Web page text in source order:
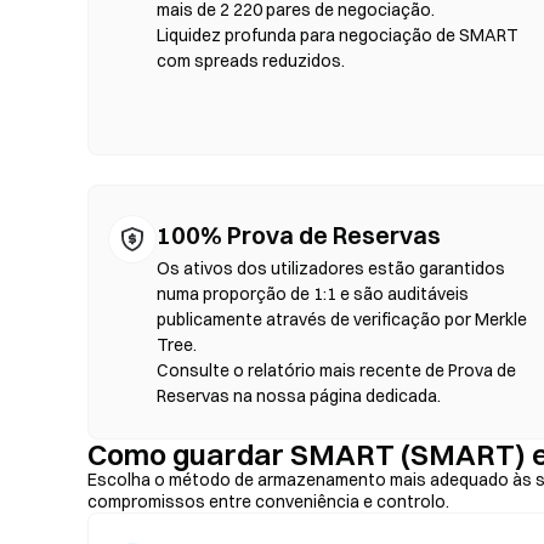
defina a tolerância de derrapagem e confirme o swap.
diferir dos mercados centralizados devido à
mais de 2 220 pares de negociação.
Liquidez profunda para negociação de SMART
com spreads reduzidos.
100% Prova de Reservas
Os ativos dos utilizadores estão garantidos
numa proporção de 1:1 e são auditáveis
publicamente através de verificação por Merkle
Tree.
Consulte o relatório mais recente de Prova de
Reservas na nossa página dedicada.
Como guardar SMART (SMART)
Escolha o método de armazenamento mais adequado
compromissos entre conveniência e controlo.